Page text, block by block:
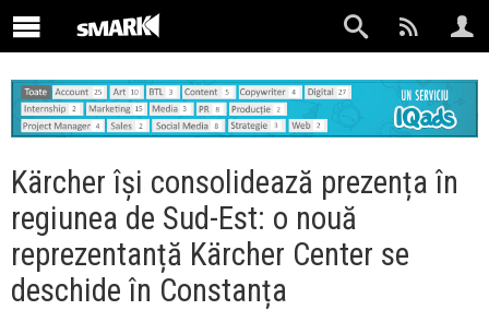
Kärcher își consolidează prezența în
regiunea de Sud-Est: o nouă
reprezentanță Kärcher Center se
deschide în Constanța